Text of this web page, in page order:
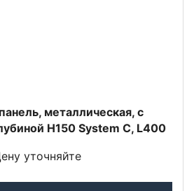
металлическая, с
H150 System C, L400
уточняйте